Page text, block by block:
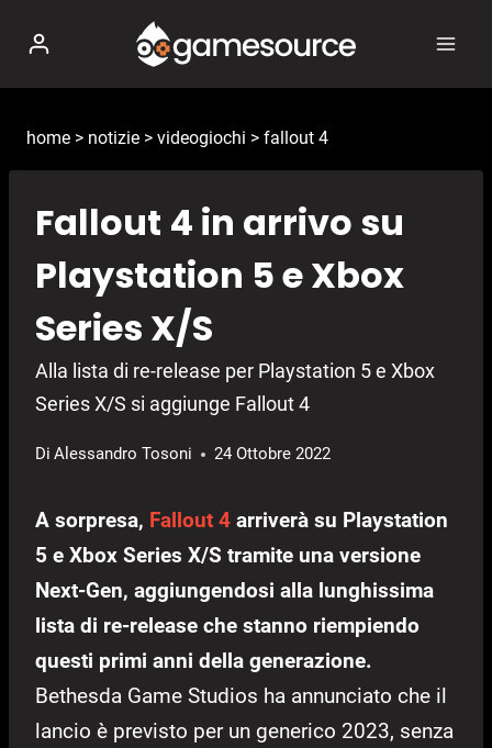
contenuto
home > notizie > videogiochi > fallout 4
Fallout 4 in arrivo su
Playstation 5 e Xbox
Series X/S
Alla lista di re-release per Playstation 5 e Xbox
Series X/S si aggiunge Fallout 4
Di Alessandro Tosoni 24 Ottobre 2022
A sorpresa, Fallout 4 arriverà su Playstation
5 e Xbox Series X/S tramite una versione
Next-Gen, aggiungendosi alla lunghissima
lista di re-release che stanno riempiendo
questi primi anni della generazione.
Bethesda Game Studios ha annunciato che il
lancio è previsto per un generico 2023, senza